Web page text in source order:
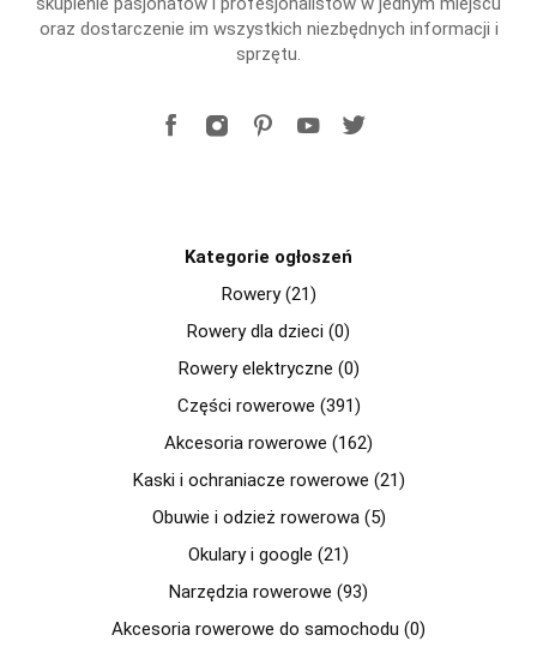
oraz dostarczenie im wszystkich niezbędnych informacji i
sprzętu.
Kategorie ogłoszeń
Rowery (21)
Rowery dla dzieci (0)
Rowery elektryczne (0)
Części rowerowe (391)
Akcesoria rowerowe (162)
Kaski i ochraniacze rowerowe (21)
Obuwie i odzież rowerowa (5)
Okulary i google (21)
Narzędzia rowerowe (93)
Akcesoria rowerowe do samochodu (0)